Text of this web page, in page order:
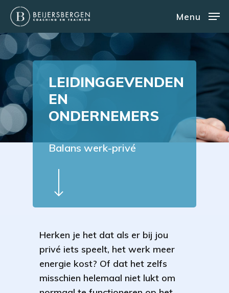
Skip
main
content
Menu
LEIDINGGEVENDEN
EN
ONDERNEMERS
Balans werk-privé
Herken je het dat als er bij jou
privé iets speelt, het werk meer
energie kost? Of dat het zelfs
misschien helemaal niet lukt om
Close
Menu